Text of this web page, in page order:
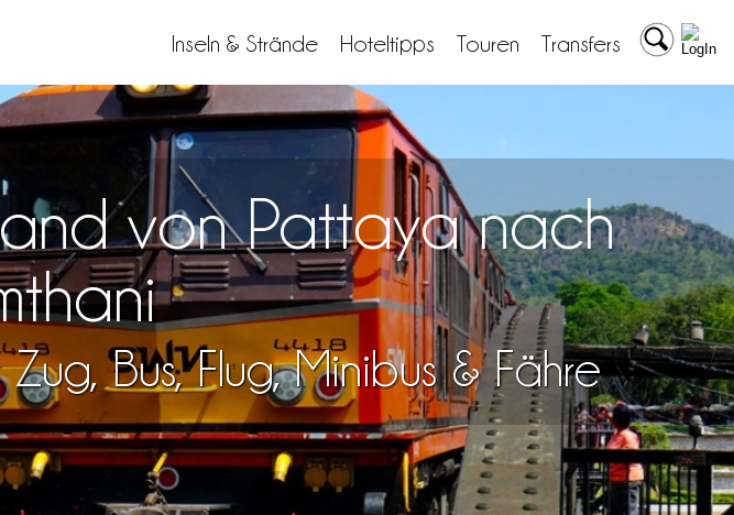
Transfers
Touren
Hoteltipps
Inseln & Strände
von Pattaya nach
Bus, Flug, Minibus & Fähre